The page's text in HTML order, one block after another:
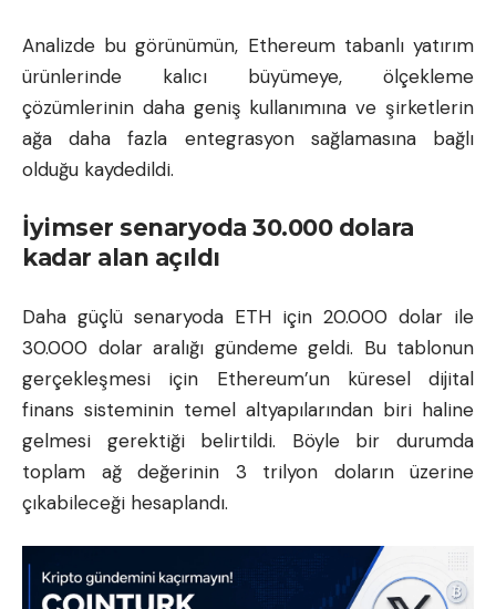
Analizde bu görünümün, Ethereum tabanlı yatırım
ürünlerinde kalıcı büyümeye, ölçekleme
çözümlerinin daha geniş kullanımına ve şirketlerin
ağa daha fazla entegrasyon sağlamasına bağlı
olduğu kaydedildi.
İyimser senaryoda 30.000 dolara
kadar alan açıldı
Daha güçlü senaryoda ETH için 20.000 dolar ile
30.000 dolar aralığı gündeme geldi. Bu tablonun
gerçekleşmesi için Ethereum’un küresel dijital
finans sisteminin temel altyapılarından biri haline
gelmesi gerektiği belirtildi. Böyle bir durumda
toplam ağ değerinin 3 trilyon doların üzerine
çıkabileceği hesaplandı.